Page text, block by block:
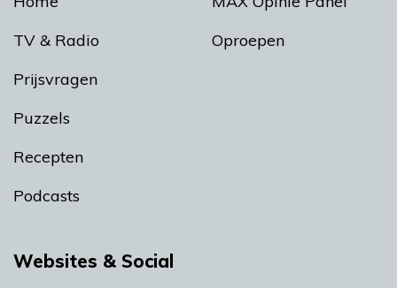
TV & Radio
Prijsvragen
Puzzels
Recepten
Podcasts
Oproepen
Websites & Social